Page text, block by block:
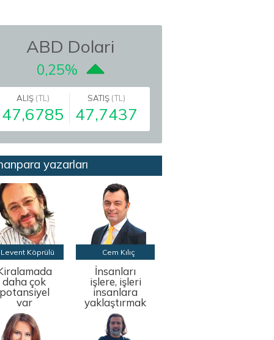
ABD Dolari
0,25%
ALIŞ (TL)
47,6785
SATIŞ (TL)
47,7437
yazarları
Levent Köprülü
daha çok
potansiyel
var
Cem Kılıç
İnsanları
işlere, işleri
insanlara
yaklaştırmak